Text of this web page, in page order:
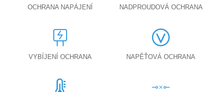
OCHRANA NAPÁJENÍ NADPROUDOVÁ OCHRANA
VYBÍJENÍ OCHRANA NAPĚŤOVÁ OCHRANA